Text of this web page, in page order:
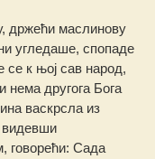
држећи маслинову
угледаше, спопаде
к њој сав народ,
нема другога Бога
васкрсла из
видевши
говорећи: Сада